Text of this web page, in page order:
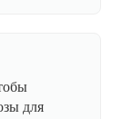
для